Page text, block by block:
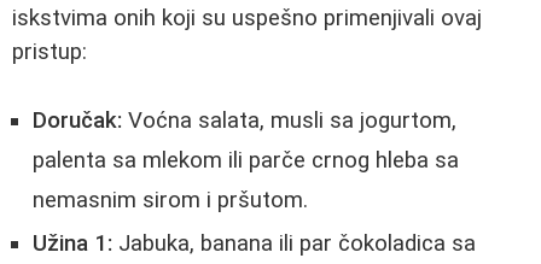
iskstvima onih koji su uspešno primenjivali ovaj
pristup:
Doručak: Voćna salata, musli sa jogurtom,
palenta sa mlekom ili parče crnog hleba sa
nemasnim sirom i pršutom.
Užina 1: Jabuka, banana ili par čokoladica sa